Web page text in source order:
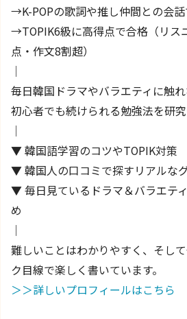
→K-POPの歌詞や推し仲間との会
→TOPIK6級に高得点で合格（リス
点・作文8割超）
｜
毎日韓国ドラマやバラエティに触れ
初心者でも続けられる勉強法を研究
｜
▼ 韓国語学習のコツやTOPIK対策
▼ 韓国人の口コミで探すリアルな
▼ 毎日見ているドラマ＆バラエテ
め
｜
難しいことはわかりやすく、そし
ク目線で楽しく書いています。
＞＞詳しいプロフィールはこちら